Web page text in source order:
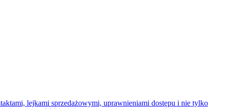
lejkami sprzedażowymi, uprawnieniami dostępu i nie tylko